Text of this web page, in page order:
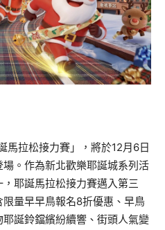
馬拉松接力賽」，將於12月6日
場。作為新北歡樂耶誕城系列活
耶誕馬拉松接力賽邁入第三
量早早鳥報名8折優惠、早鳥
誕鈴鐺繽紛續響、街頭人氣變